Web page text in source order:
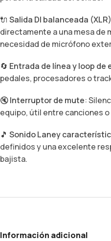
🔌 Salida DI balanceada (XLR)
directamente a una mesa de
necesidad de micrófono
🔄 Entrada de línea y loop de
pedales, procesadores o
🔇Interruptor de mute:
equipo, útil entre canciones
🎵 Sonido Laney
definidos y una excelente
bajista.
Información adicional